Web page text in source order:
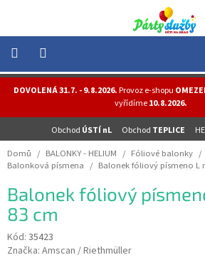
obsah
DOVOLENÁ 31.7. - 9.8.2026.Provoz e-shopu
vyřídíme10.8.2026.
Obchod ÚSTÍ nL Obchod TEPLICE
NOVINKY
HELIUM
-
OSLAVY
MASKY
-
KOSTÝMY
Domů / BALONKY - HELIUM / Fóliové balonky /
Balonková písmena / Balonek fóliový písmeno L
Balonek fóliový
83 cm
Kód: 35423
Značka: Amscan / Riethmüller